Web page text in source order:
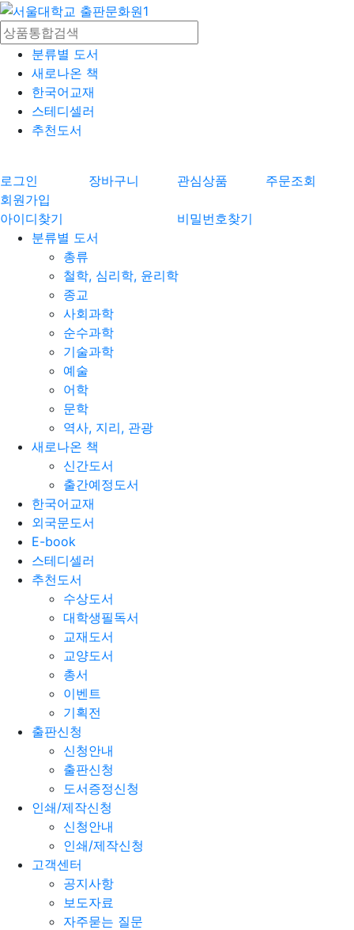
분류별 도서
새로나온 책
한국어교재
스테디셀러
추천도서
로그인 장바구니 관심상품
주문조회
회원가입
아이디찾기
비밀번호찾기
분류별 도서
총류
철학, 심리학, 윤리학
종교
사회과학
순수과학
기술과학
예술
어학
문학
역사, 지리, 관광
새로나온 책
신간도서
출간예정도서
한국어교재
외국문도서
E-book
스테디셀러
추천도서
수상도서
대학생필독서
교재도서
교양도서
총서
이벤트
기획전
출판신청
신청안내
출판신청
도서증정신청
인쇄/제작신청
신청안내
인쇄/제작신청
고객센터
공지사항
보도자료
자주묻는 질문